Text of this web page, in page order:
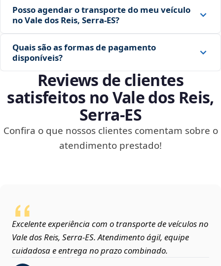
Posso agendar o transporte do meu veículo
no Vale dos Reis, Serra‑ES?
Quais são as formas de pagamento
disponíveis?
Reviews de clientes
satisfeitos no Vale dos Reis,
Serra‑ES
Confira o que nossos clientes comentam sobre o
atendimento prestado!
Excelente experiência com o transporte de veículos no
Vale dos Reis, Serra‑ES. Atendimento ágil, equipe
cuidadosa e entrega no prazo combinado.